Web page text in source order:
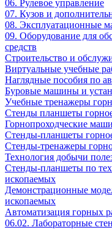
06. Рулевое управление
07. Кузов и
08. Эксплуатационные
09. Оборудование для
средств
Строительство и
Виртуальные учебные
Наглядные пособия по
Буровые машины и
Учебные тренажеры
Стенды планшеты
Горнопроходческие
Стенды-планшеты
Стенды-тренажеры
Технология добычи
Стенды-планшеты по
ископаемых
Демонстрационные
ископаемых
Автоматизация горных
06.02. Лабораторные